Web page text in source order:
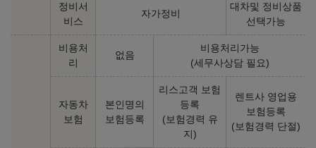
정비서
비스
자가정비
대차및 정비상품
선택가능
비용처
리
없음
비용처리가능
(세무사상담 필요)
자동차
보험
본인명의
보험등록
리스고객 보험
등록
(보험경력 유
지)
렌트사 영업용
보험등록
(보험경력 단절)